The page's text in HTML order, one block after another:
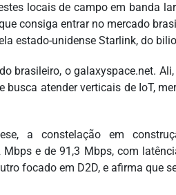
locais de campo em banda
consiga entrar no mercado
estado-unidense Starlink, do
brasileiro, o galaxyspace.net.
busca atender verticais de IoT,
a constelação em
e de 91,3 Mbps, com
focado em D2D, e afirma que